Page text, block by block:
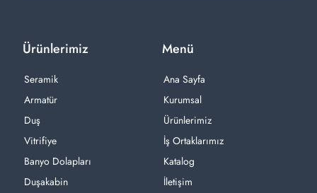
Menü
Ana Sayfa
Kurumsal
Ürünlerimiz
İş Ortaklarımız
Katalog
İletişim
Ürünlerimiz
Seramik
Armatür
Duş
Vitrifiye
Banyo Dolapları
Duşakabin